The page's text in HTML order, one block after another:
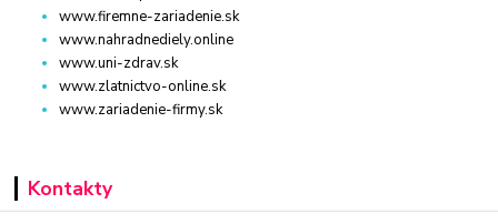
www.firemne-zariadenie.sk
www.nahradnediely.online
www.uni-zdrav.sk
www.zlatnictvo-online.sk
www.zariadenie-firmy.sk
Kontakty